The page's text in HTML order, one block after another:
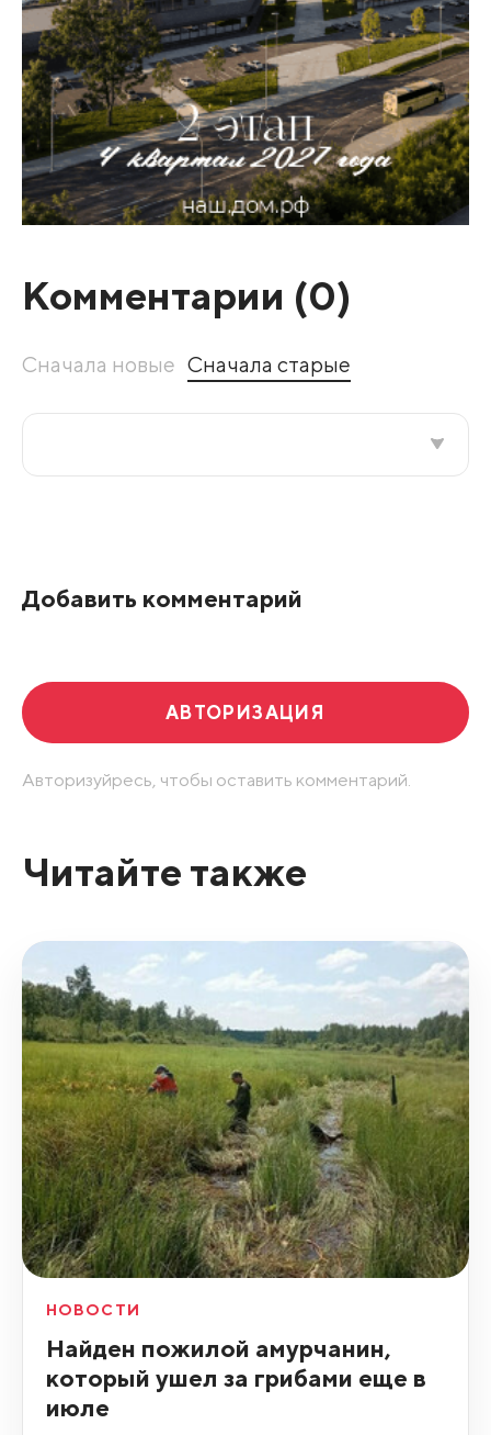
Комментарии (0)
Сначала новые Сначала старые
Добавить комментарий
АВТОРИЗАЦИЯ
Авторизуйресь, чтобы оставить комментарий.
Читайте также
НОВОСТИ
Найден пожилой амурчанин,
который ушел за грибами еще в
июле